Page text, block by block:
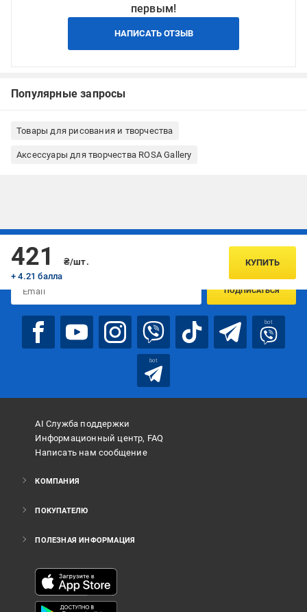
первым!
НАПИСАТЬ ОТЗЫВ
Популярные запросы
Товары для рисования и творчества
Аксессуары для творчества ROSA Gallery
421
₴/шт.
+ 4.21 балла
КУПИТЬ
Подписывайтесь, чтобы узнавать первым об акцияx и
ПОДПИСАТЬСЯ
bot
bot
AI Служба поддержки
Информационный центр, FAQ
Написать нам сообщение
КОМПАНИЯ
ПОКУПАТЕЛЮ
ПОЛЕЗНАЯ ИНФОРМАЦИЯ